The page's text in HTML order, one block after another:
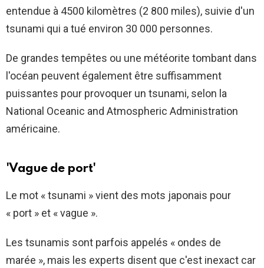
entendue à 4500 kilomètres (2 800 miles), suivie d'un
tsunami qui a tué environ 30 000 personnes.
De grandes tempêtes ou une météorite tombant dans
l'océan peuvent également être suffisamment
puissantes pour provoquer un tsunami, selon la
National Oceanic and Atmospheric Administration
américaine.
'Vague de port'
Le mot « tsunami » vient des mots japonais pour
« port » et « vague ».
Les tsunamis sont parfois appelés « ondes de
marée », mais les experts disent que c'est inexact car